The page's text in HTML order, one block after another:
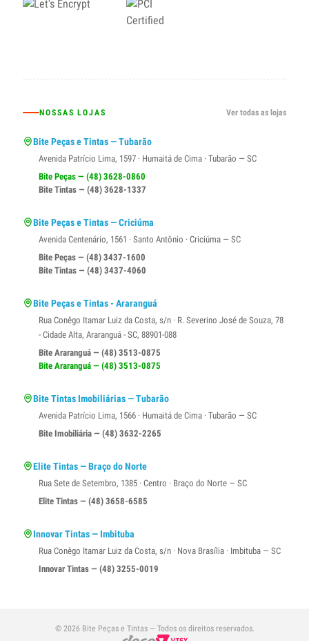
NOSSAS LOJAS Ver todas as lojas
Bite Peças e Tintas — Tubarão
Avenida Patrício Lima, 1597 · Humaitá de Cima · Tubarão — SC
Bite Peças — (48) 3628-0860
Bite Tintas — (48) 3628-1337
Bite Peças e Tintas — Criciúma
Avenida Centenário, 1561 · Santo Antônio · Criciúma — SC
Bite Peças — (48) 3437-1600
Bite Tintas — (48) 3437-4060
Bite Peças e Tintas - Araranguá
Rua Conêgo Itamar Luiz da Costa, s/n · R. Severino José de Souza, 78
- Cidade Alta, Araranguá - SC, 88901-088
Bite Araranguá — (48) 3513-0875
Bite Araranguá — (48) 3513-0875
Bite Tintas Imobiliárias — Tubarão
Avenida Patrício Lima, 1566 · Humaitá de Cima · Tubarão — SC
Bite Imobiliária — (48) 3632-2265
Elite Tintas — Braço do Norte
Rua Sete de Setembro, 1385 · Centro · Braço do Norte — SC
Elite Tintas — (48) 3658-6585
Innovar Tintas — Imbituba
Rua Conêgo Itamar Luiz da Costa, s/n · Nova Brasília · Imbituba — SC
Innovar Tintas — (48) 3255-0019
© 2026 Bite Peças e Tintas — Todos os direitos reservados.